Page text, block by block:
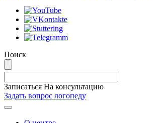
Поиск
Записаться На консультацию
Задать вопрос логопеду
Меню